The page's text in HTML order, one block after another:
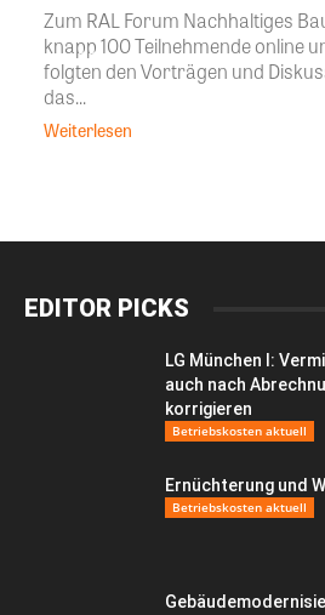
Zum RAL Forum Nachhaltiges
knapp 100 Teilnehmende online
folgten den Vorträgen und
das...
Weiterlesen
EDITOR PICKS
LG München I:
auch nach
korrigieren
Betriebskosten aktuell
Ernüchterung und
Betriebskosten aktuell